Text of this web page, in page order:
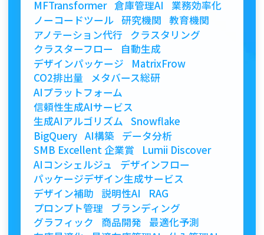
MFTransformer 倉庫管理AI
業務効率化
ノーコードツール 研究機関 教育機関
アノテーション代行
クラスタリング
クラスターフロー
自動生成
デザインパッケージ
MatrixFrow
CO2排出量
メタバース総研
AIプラットフォーム
信頼性生成AIサービス
生成AIアルゴリズム Snowflake
BigQuery AI構築
データ分析
SMB Excellent 企業賞
Lumii Discover
AIコンシェルジュ
デザインフロー
パッケージデザイン生成サービス
デザイン補助 説明性AI
RAG
プロンプト管理
ブランディング
グラフィック
商品開発
最適化予測